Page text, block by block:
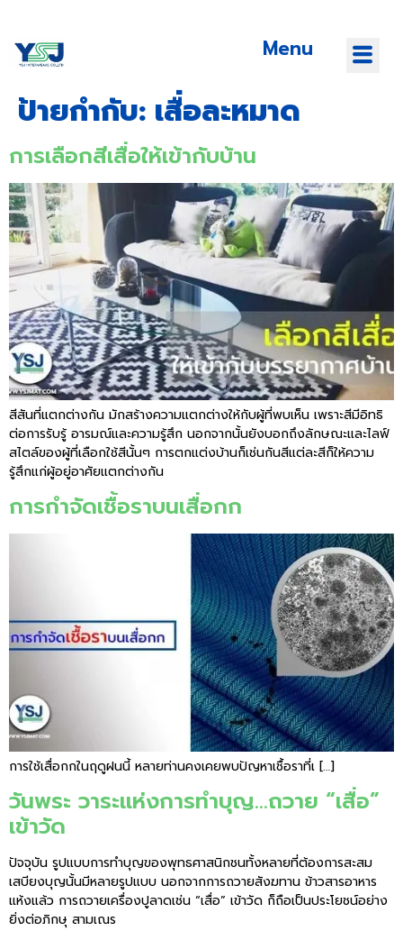
Menu
ป้ายกำกับ: เสื่อละหมาด
การเลือกสีเสื่อให้เข้ากับบ้าน
สีสันที่แตกต่างกัน มักสร้างความแตกต่างให้กับผู้ที่พบเห็น เพราะสีมีอิทธิ
ต่อการรับรู้ อารมณ์และความรู้สึก นอกจากนั้นยังบอกถึงลักษณะและไลฟ์
สไตล์ของผู้ที่เลือกใช้สีนั้นๆ การตกแต่งบ้านก็เช่นกันสีแต่ละสีก็ให้ความ
รู้สึกแก่ผู้อยู่อาศัยแตกต่างกัน
การกำจัดเชื้อราบนเสื่อกก
การใช้เสื่อกกในฤดูฝนนี้ หลายท่านคงเคยพบปัญหาเชื้อราที่เ […]
วันพระ วาระแห่งการทำบุญ…ถวาย “เสื่อ”
เข้าวัด
ปัจจุบัน รูปแบบการทำบุญของพุทธศาสนิกชนทั้งหลายที่ต้องการสะสม
เสบียงบุญนั้นมีหลายรูปแบบ นอกจากการถวายสังฆทาน ข้าวสารอาหาร
แห้งแล้ว การถวายเครื่องปูลาดเช่น “เสื่อ” เข้าวัด ก็ถือเป็นประโยชน์อย่าง
ยิ่งต่อภิกษุ สามเณร